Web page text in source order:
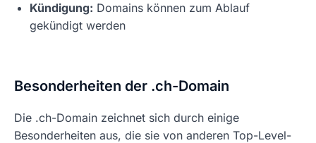
Kündigung: Domains können zum Ablauf
gekündigt werden
Besonderheiten der .ch-Domain
Die .ch-Domain zeichnet sich durch einige
Besonderheiten aus, die sie von anderen Top-Level-